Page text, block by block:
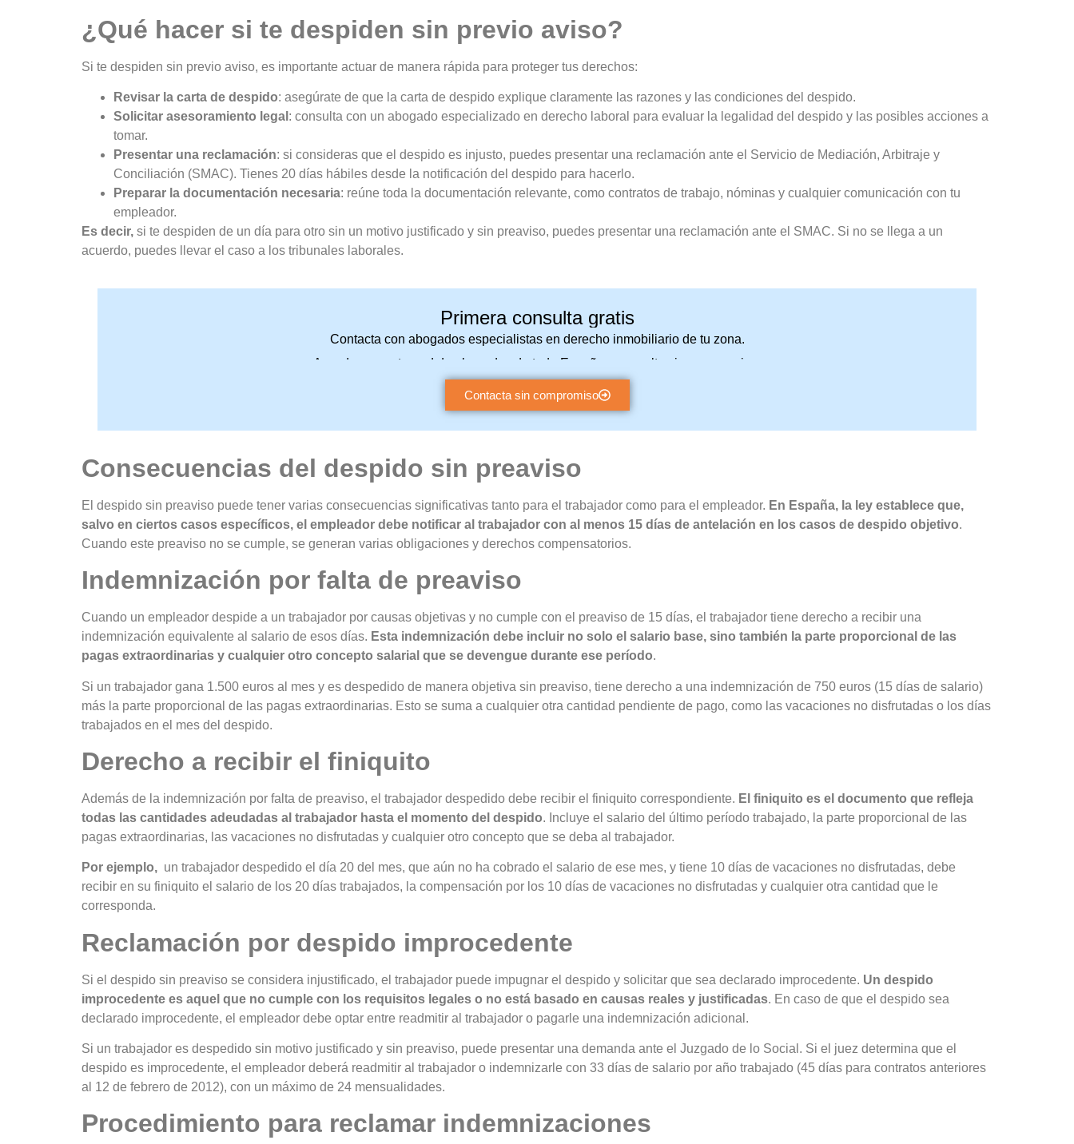
¿Qué hacer si te despiden sin previo aviso?
Si te despiden sin previo aviso, es importante actuar de manera rápida para proteger tus derechos:
Revisar la carta de despido: asegúrate de que la carta de despido explique claramente las razones y las condiciones del despido.
Solicitar asesoramiento legal : consulta con un abogado especializado en derecho laboral para evaluar la legalidad del despido y las posibles acciones a
tomar.
Presentar una reclamación: si consideras que el despido es injusto, puedes presentar una reclamación ante el Servicio de Mediación, Arbitraje y
Conciliación (SMAC). Tienes 20 días hábiles desde la notificación del despido para hacerlo.
Preparar la documentación necesaria: reúne toda la documentación relevante, como contratos de trabajo, nóminas y cualquier comunicación con tu
empleador.
Es decir, si te despiden de un día para otro sin un motivo justificado y sin preaviso, puedes presentar una reclamación ante el SMAC. Si no se llega a un
acuerdo, puedes llevar el caso a los tribunales laborales.
Primera consulta gratis
Contacta con abogados especialistas en derecho inmobiliario de tu zona.
Accede a nuestra red de abogados de toda España y consulta sin compromiso.
Contacta sin compromiso
Consecuencias del despido sin preaviso
El despido sin preaviso puede tener varias consecuencias significativas tanto para el trabajador como para el empleador. En España, la ley establece que,
salvo en ciertos casos específicos, el empleador debe notificar al trabajador con al menos 15 días de antelación en los casos de despido objetivo.
Cuando este preaviso no se cumple, se generan varias obligaciones y derechos compensatorios.
Indemnización por falta de preaviso
Cuando un empleador despide a un trabajador por causas objetivas y no cumple con el preaviso de 15 días, el trabajador tiene derecho a recibir una
indemnización equivalente al salario de esos días. Esta indemnización debe incluir no solo el salario base, sino también la parte proporcional de las
pagas extraordinarias y cualquier otro concepto salarial que se devengue durante ese período.
Si un trabajador gana 1.500 euros al mes y es despedido de manera objetiva sin preaviso, tiene derecho a una indemnización de 750 euros (15 días de salario)
más la parte proporcional de las pagas extraordinarias. Esto se suma a cualquier otra cantidad pendiente de pago, como las vacaciones no disfrutadas o los días
trabajados en el mes del despido.
Derecho a recibir el finiquito
Además de la indemnización por falta de preaviso, el trabajador despedido debe recibir el finiquito correspondiente. El finiquito es el documento que refleja
todas las cantidades adeudadas al trabajador hasta el momento del despido. Incluye el salario del último período trabajado, la parte proporcional de las
pagas extraordinarias, las vacaciones no disfrutadas y cualquier otro concepto que se deba al trabajador.
Por ejemplo, un trabajador despedido el día 20 del mes, que aún no ha cobrado el salario de ese mes, y tiene 10 días de vacaciones no disfrutadas, debe
recibir en su finiquito el salario de los 20 días trabajados, la compensación por los 10 días de vacaciones no disfrutadas y cualquier otra cantidad que le
corresponda.
Reclamación por despido improcedente
Si el despido sin preaviso se considera injustificado, el trabajador puede impugnar el despido y solicitar que sea declarado improcedente. Un despido
improcedente es aquel que no cumple con los requisitos legales o no está basado en causas reales y justificadas. En caso de que el despido sea
declarado improcedente, el empleador debe optar entre readmitir al trabajador o pagarle una indemnización adicional.
Si un trabajador es despedido sin motivo justificado y sin preaviso, puede presentar una demanda ante el Juzgado de lo Social. Si el juez determina que el
despido es improcedente, el empleador deberá readmitir al trabajador o indemnizarle con 33 días de salario por año trabajado (45 días para contratos anteriores
al 12 de febrero de 2012), con un máximo de 24 mensualidades.
Procedimiento para reclamar indemnizaciones